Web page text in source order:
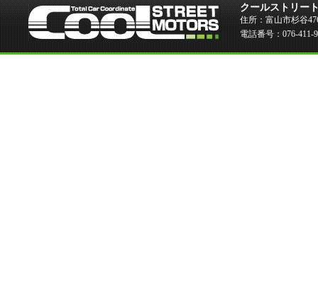
クールストリー
住所：富山市杉谷
電話番号：076-